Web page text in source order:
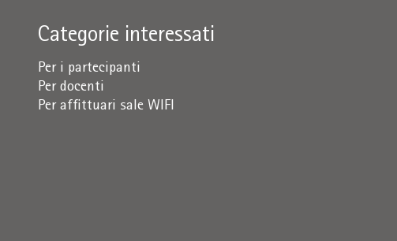
Categorie interessati
Per i partecipanti
Per docenti
Per affittuari sale WIFI